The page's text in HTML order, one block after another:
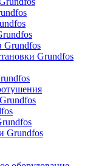
Grundfos
Grundfos
Grundfos